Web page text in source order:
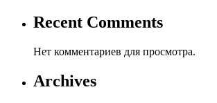
Recent Comments
Нет комментариев для просмотра.
Archives